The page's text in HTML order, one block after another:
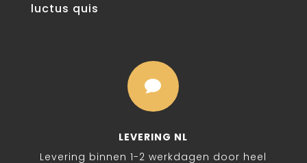
luctus quis

LEVERING NL
Levering binnen 1-2 werkdagen door heel